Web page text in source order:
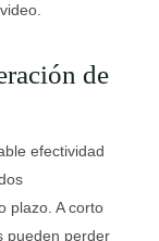
de
efectividad
plazo. A corto
pueden perder